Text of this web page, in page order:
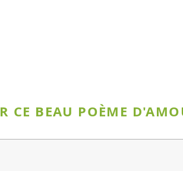
CE BEAU POÈME